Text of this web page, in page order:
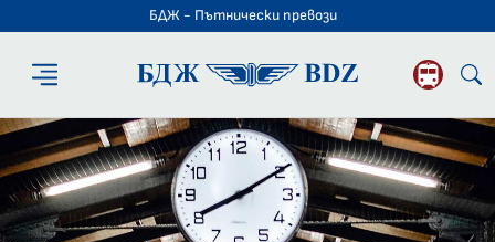
БДЖ - Пътнически превози
БДЖ -